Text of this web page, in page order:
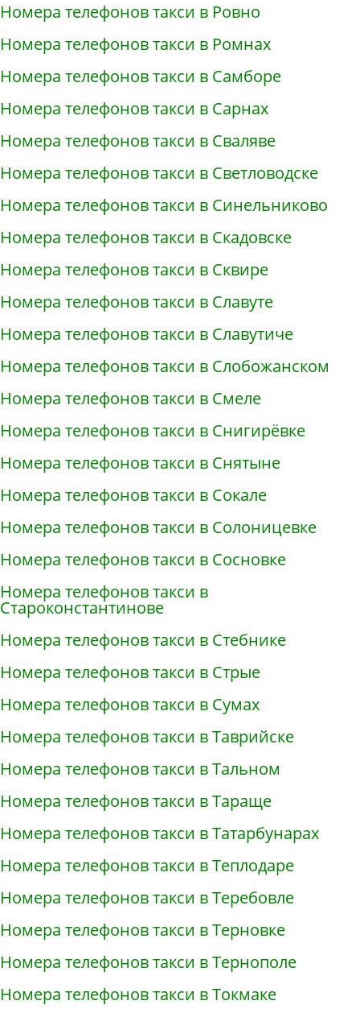
Номера телефонов такси в Ровно
Номера телефонов такси в Ромнах
Номера телефонов такси в Самборе
Номера телефонов такси в Сарнах
Номера телефонов такси в Сваляве
Номера телефонов такси в Светловодске
Номера телефонов такси в Синельниково
Номера телефонов такси в Скадовске
Номера телефонов такси в Сквире
Номера телефонов такси в Славуте
Номера телефонов такси в Славутиче
Номера телефонов такси в Слобожанском
Номера телефонов такси в Смеле
Номера телефонов такси в Снигирёвке
Номера телефонов такси в Снятыне
Номера телефонов такси в Сокале
Номера телефонов такси в Солоницевке
Номера телефонов такси в Сосновке
Номера телефонов такси в
Староконстантинове
Номера телефонов такси в Стебнике
Номера телефонов такси в Стрые
Номера телефонов такси в Сумах
Номера телефонов такси в Таврийске
Номера телефонов такси в Тальном
Номера телефонов такси в Тараще
Номера телефонов такси в Татарбунарах
Номера телефонов такси в Теплодаре
Номера телефонов такси в Теребовле
Номера телефонов такси в Терновке
Номера телефонов такси в Тернополе
Номера телефонов такси в Токмаке